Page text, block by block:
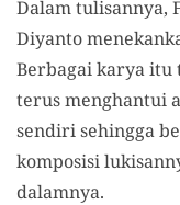
Dalam tulisannya,
Diyanto
Berbagai karya itu
terus menghantui
sendiri sehingga
komposisi
dalamnya.